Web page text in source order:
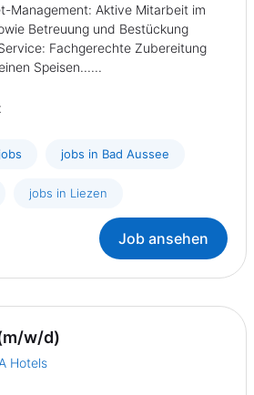
Management: Aktive Mitarbeit im
Betreuung und Bestückung
Fachgerechte Zubereitung
Speisen......
jobs in Bad Aussee
jobs in Liezen
Job ansehen
w/d)
Hotels